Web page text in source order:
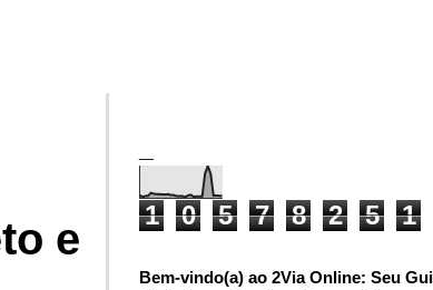
e
1 0 5 7 8 2 5 1
Bem-vindo(a) ao 2Via Online: Seu